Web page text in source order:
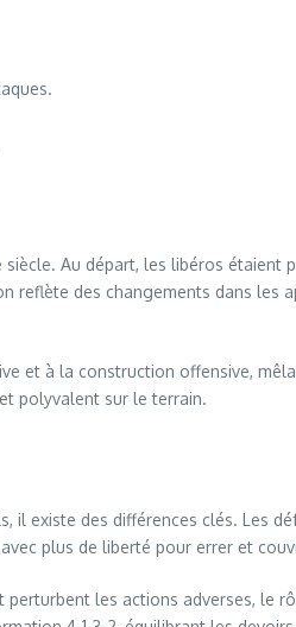
Au départ, les libéros étaient
des changements dans les
et à la construction offensive,
polyvalent sur le terrain.
existe des différences clés. Les
plus de liberté pour errer et
les actions adverses, le